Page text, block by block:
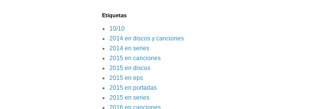
Etiquetas
10/10
2014 en discos y canciones
2014 en series
2015 en canciones
2015 en discos
2015 en eps
2015 en portadas
2015 en series
2016 en canciones